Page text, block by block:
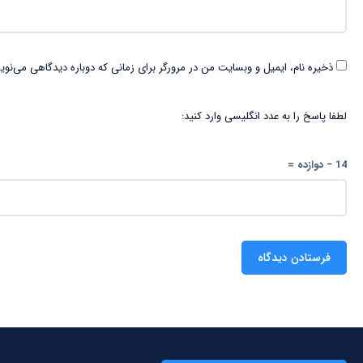
ذخیره نام، ایمیل و وبسایت من در مرورگر برای زمانی که دوباره دیدگاهی
لطفا پاسخ را به عدد انگلیسی وارد کنید:
14 − دوازده =